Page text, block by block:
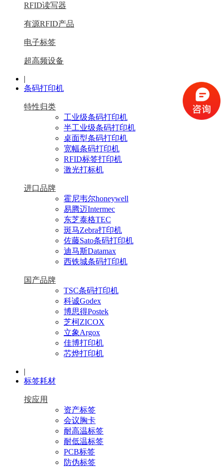
RFID读写器
有源RFID产品
电子标签
超高频设备
|
条码打印机
特性归类
工业级条码打印机
半工业级条码打印机
桌面型条码打印机
宽幅条码打印机
RFID标签打印机
激光打标机
进口品牌
霍尼韦尔honeywell
易腾迈Intermec
东芝泰格TEC
斑马Zebra打印机
佐藤Sato条码打印机
迪马斯Datamax
西铁城条码打印机
国产品牌
TSC条码打印机
科诚Godex
博思得Postek
芝柯ZICOX
立象Argox
佳博打印机
芯烨打印机
|
标签耗材
按应用
资产标签
会议胸卡
耐高温标签
耐低温标签
PCB标签
防伪标签